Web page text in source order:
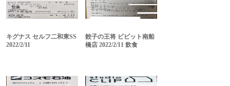
キグナス セルフ二和東SS
2022/2/11
餃子の王将 ビビット南船
橋店 2022/2/11 飲食